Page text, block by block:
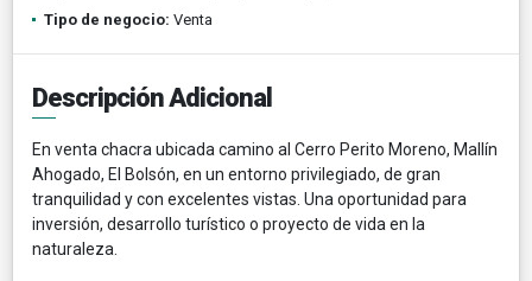
Tipo de negocio: Venta
Descripción Adicional
En venta chacra ubicada camino al Cerro Perito Moreno, Mallín
Ahogado, El Bolsón, en un entorno privilegiado, de gran
tranquilidad y con excelentes vistas. Una oportunidad para
inversión, desarrollo turístico o proyecto de vida en la
naturaleza.